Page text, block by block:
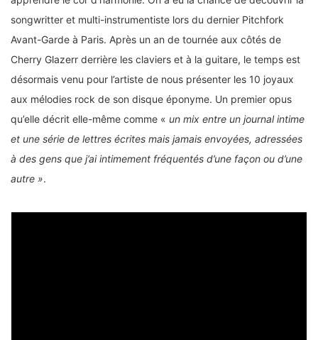
songwritter et multi-instrumentiste lors du dernier Pitchfork
Avant-Garde à Paris. Après un an de tournée aux côtés de
Cherry Glazerr derrière les claviers et à la guitare, le temps est
désormais venu pour l’artiste de nous présenter les 10 joyaux
aux mélodies rock de son disque éponyme. Un premier opus
qu’elle décrit elle-même comme « un mix entre un journal intime
et une série de lettres écrites mais jamais envoyées, adressées
à des gens que j’ai intimement fréquentés d’une façon ou d’une
autre ».